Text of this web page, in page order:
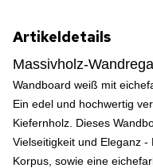
Artikeldetails
Massivholz-
Wandboard weiß mit
Ein edel und hochwertig
Kiefernholz. Dieses
Vielseitigkeit und Eleganz
Korpus, sowie eine